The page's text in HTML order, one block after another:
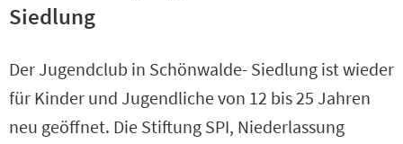
Siedlung
Der Jugendclub in Schönwalde- Siedlung ist wieder
für Kinder und Jugendliche von 12 bis 25 Jahren
neu geöffnet. Die Stiftung SPI, Niederlassung